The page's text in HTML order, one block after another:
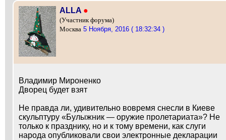
ALLA ●
(Участник форума)
Москва 5 Ноября, 2016 ( 18:32:34 )
Владимир Мироненко
Дворец будет взят
Не правда ли, удивительно вовремя снесли в Киеве
скульптуру «Булыжник — оружие пролетариата»? Не
только к празднику, но и к тому времени, как слуги
народа опубликовали свои электронные декларации